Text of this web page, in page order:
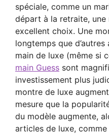
spéciale, comme un
départ à la retraite,
excellent choix. Une
longtemps que
main de luxe (même si
main Guess sont
investissement plus
montre de luxe
mesure que la
du modèle augmente,
articles de luxe,